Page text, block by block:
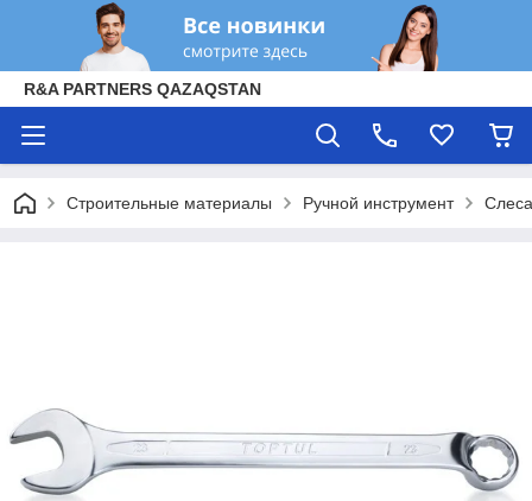
R&A PARTNERS QAZAQSTAN
Строительные материалы Ручной инструмент